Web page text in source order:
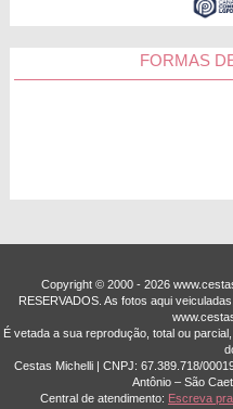
FORMAS
Copyright © 2000 - ­2026
RESERVADOS. As fotos aqui
É vetada a sua reprodução, total ou
Cestas Michelli | CNPJ: 67.389.718/
Antônio – São
Central de atendimento: Escreva